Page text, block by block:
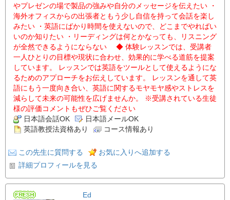
やプレゼンの場で製品の強みや自分のメッセージを伝えたい ・
海外オフィスからの出張者ともう少し自信を持って会話を楽し
みたい ・英語にばかり時間を使えないので、どこまでやればい
いのか知りたい ・リーディングは何とかなっても、リスニング
が全然できるようにならない ◆ 体験レッスンでは、受講者
一人ひとりの目標や現状に合わせ、効果的に学べる道筋を提案
しています。 レッスンでは英語をツールとして使えるようにな
るためのアプローチをお伝えしています。 レッスンを通して英
語にもう一度向き合い、英語に関するモヤモヤ感やストレスを
減らして未来の可能性を広げませんか。 ※受講されている生徒
様の評価コメントもぜひご覧ください
日本語会話OK
日本語メールOK
英語教授法資格あり
コース情報あり
この先生に質問する
お気に入りへ追加する
詳細プロフィールを見る
Ed